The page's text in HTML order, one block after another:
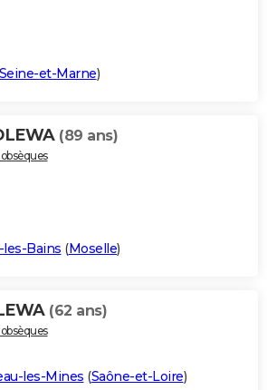
et-Marne)
(89 ans)
les-Bains (Moselle)
(62 ans)
les-Mines (Saône-et-Loire)